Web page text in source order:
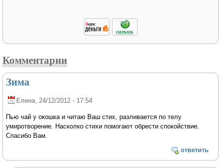
Комментарии
Зима
Елена, 24/12/2012 - 17:54
Пью чай у окошка и читаю Ваш стих, разливается по телу
умиротворение. Насколко стихи помогают обрести спокойствие.
Спасибо Вам.
ответить